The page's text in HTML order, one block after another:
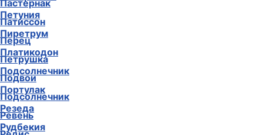
Петуния
Пиретрум
Платикодон
Подсолнечник
Портулак
Резеда
Рудбекия
Пастернак
Патиссон
Перец
Петрушка
Подвои
Подсолнечник
Ревень